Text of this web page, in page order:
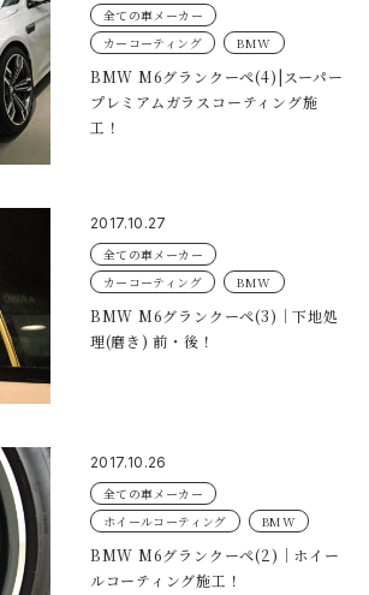
全ての車メーカー
カーコーティング
BMW
BMW M6グランクーペ(4)|スーパー
プレミアムガラスコーティング施
工！
2017.10.27
全ての車メーカー
カーコーティング
BMW
BMW M6グランクーペ(3)｜下地処
理(磨き) 前・後！
2017.10.26
全ての車メーカー
ホイールコーティング
BMW
BMW M6グランクーペ(2)｜ホイー
ルコーティング施工！